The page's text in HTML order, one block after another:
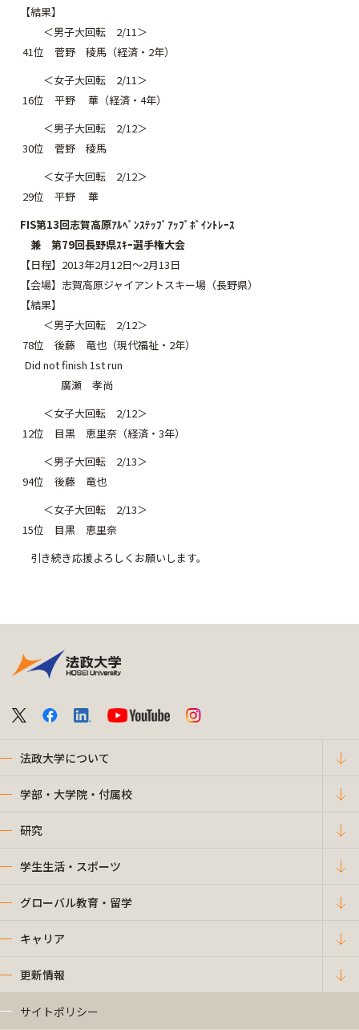
【結果】
＜男子大回転 2/11＞
41位 菅野 稜馬（経済・2年）
＜女子大回転 2/11＞
16位 平野 華（経済・4年）
＜男子大回転 2/12＞
30位 菅野 稜馬
＜女子大回転 2/12＞
29位 平野 華
FIS第13回志賀高原ｱﾙﾍﾟﾝｽﾃｯﾌﾟｱｯﾌﾟﾎﾟｲﾝﾄﾚｰｽ
兼 第79回長野県ｽｷｰ選手権大会
【日程】2013年2月12日～2月13日
【会場】志賀高原ジャイアントスキー場（長野県）
【結果】
＜男子大回転 2/12＞
78位 後藤 竜也（現代福祉・2年）
Did not finish 1st run
廣瀬 孝尚
＜女子大回転 2/12＞
12位 目黒 恵里奈（経済・3年）
＜男子大回転 2/13＞
94位 後藤 竜也
＜女子大回転 2/13＞
15位 目黒 恵里奈
引き続き応援よろしくお願いします。
法政大学について
学部・大学院・付属校
研究
学生生活・スポーツ
グローバル教育・留学
キャリア
更新情報
サイトポリシー